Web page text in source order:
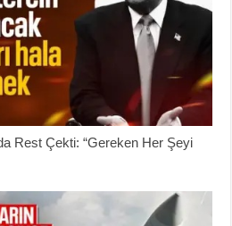
Rest Çekti: “Gereken Her Şeyi